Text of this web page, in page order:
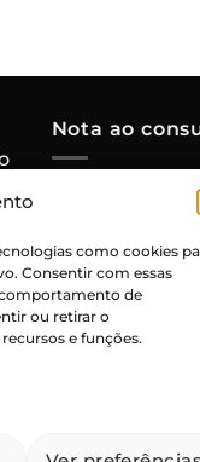
como cookies
Consentir com essas
de
ou retirar o
e funções.
Nota ao
Em caso de
algum
cabaz, o
por um